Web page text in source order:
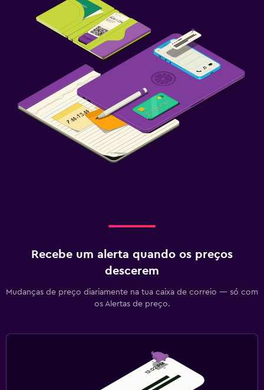
Recebe um alerta quando os preços
descerem
Mudanças de preço diariamente na tua caixa de correio — só com
os Alertas de preço.